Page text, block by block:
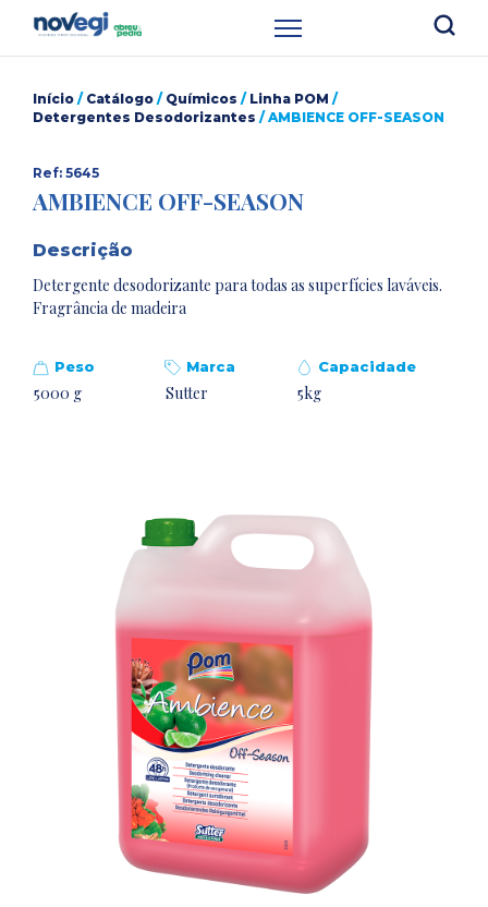
Início / Catálogo / Químicos / Linha POM /
Detergentes Desodorizantes / AMBIENCE OFF-SEASON
Ref: 5645
AMBIENCE OFF-SEASON
Descrição
Detergente desodorizante para todas as superfícies laváveis.
Fragrância de madeira
Peso
5000 g
Marca
Sutter
Capacidade
5kg